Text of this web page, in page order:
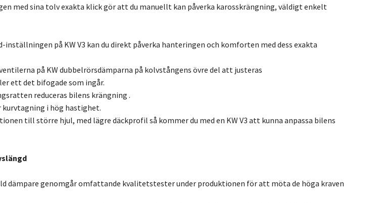
med sina tolv exakta klick gör att du manuellt kan påverka karosskrängning, väldigt enkelt
inställningen på KW V3 kan du direkt påverka hanteringen och komforten med dess exakta
på KW dubbelrörsdämparna på kolvstångens övre del att justeras
ett det bifogade som ingår.
reduceras bilens krängning .
i hög hastighet.
till större hjul, med lägre däckprofil så kommer du med en KW V3 att kunna anpassa bilens
dämpare genomgår omfattande kvalitetstester under produktionen för att möta de höga kraven